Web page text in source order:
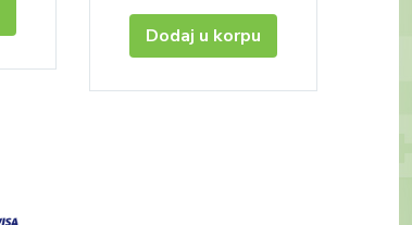
Dodaj u korpu